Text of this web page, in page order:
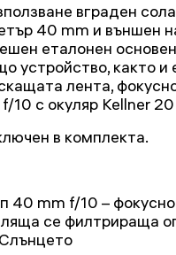
вграден
40 mm и външен
еталонен
устройство, както
лента,
10 с окуляр Kellner
в комплекта.
40 mm f/10 –
се филтрираща